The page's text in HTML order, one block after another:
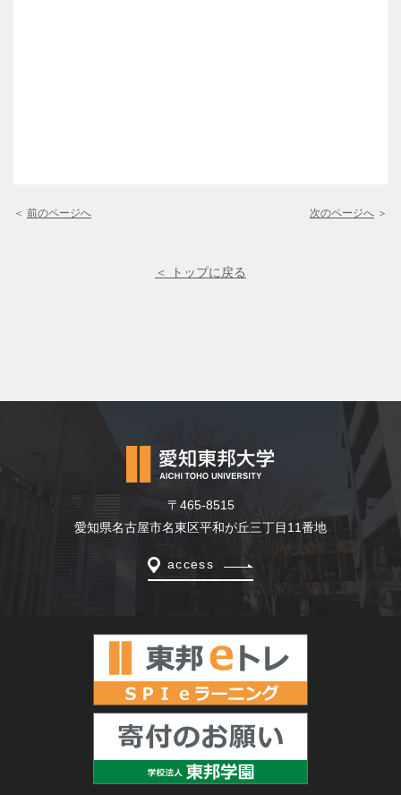
＜ 前のページへ 次のページへ ＞
＜ トップに戻る
〒465-8515
愛知県名古屋市名東区平和が丘三丁目11番地
access